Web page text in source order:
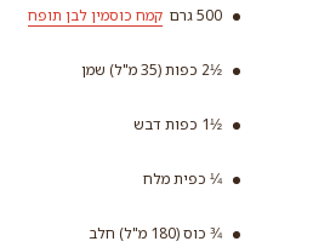
500 גרם קמח כוסמין לבן תופח
½2 כפות (35 מ"ל) שמן
½1 כפות דבש
¼ כפית מלח
¾ כוס (180 מ"ל) חלב